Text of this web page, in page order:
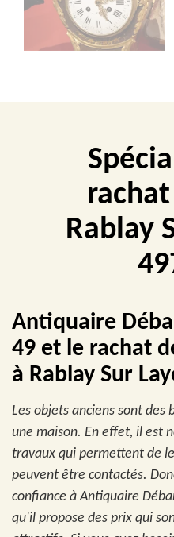
Rablay
Antiquaire
49 et le rachat
à Rablay Sur
Les objets anciens sont des
une maison. En effet, il est
travaux qui permettent de
peuvent être contactés.
confiance à Antiquaire
qu'il propose des prix qui